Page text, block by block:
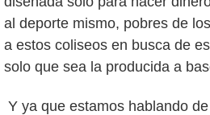
al deporte mismo, pobres de
a estos coliseos en busca de
solo que sea la producida a
Y ya que estamos hablando